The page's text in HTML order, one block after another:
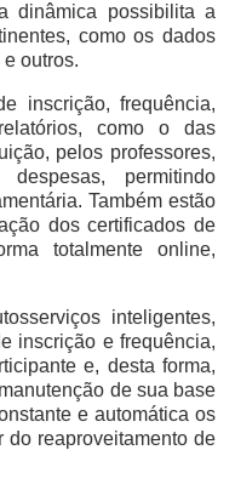
dinâmica possibilita a
como os dados
outros.
inscrição, frequência,
como o das
pelos professores,
permitindo
Também estão
dos certificados de
totalmente online,
inteligentes,
inscrição e frequência,
e, desta forma,
de sua base
e automática os
do reaproveitamento de